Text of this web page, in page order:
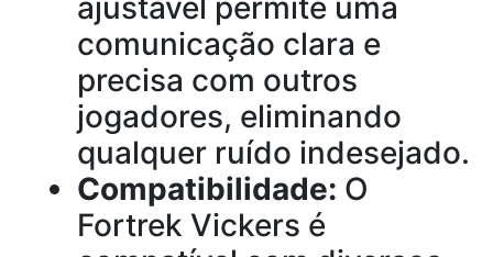
ajustável permite uma
comunicação clara e
precisa com outros
jogadores, eliminando
qualquer ruído indesejado.
Compatibilidade: O
Fortrek Vickers é